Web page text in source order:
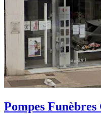
Pompes Funèbres